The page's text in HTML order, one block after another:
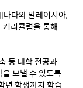
다와 말레이시아,
리큘럼을 통해
등 대학 전공과
보낼 수 있도록
년 학생까지 학습